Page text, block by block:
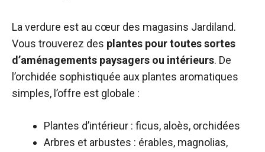
La verdure est au cœur des magasins Jardiland.
Vous trouverez des plantes pour toutes sortes
d’aménagements paysagers ou intérieurs. De
l’orchidée sophistiquée aux plantes aromatiques
simples, l’offre est globale :
Plantes d’intérieur : ficus, aloès, orchidées
Arbres et arbustes : érables, magnolias,